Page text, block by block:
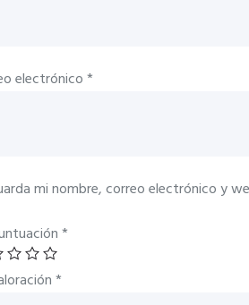
electrónico*
mi nombre, correo electrónico y
*
*